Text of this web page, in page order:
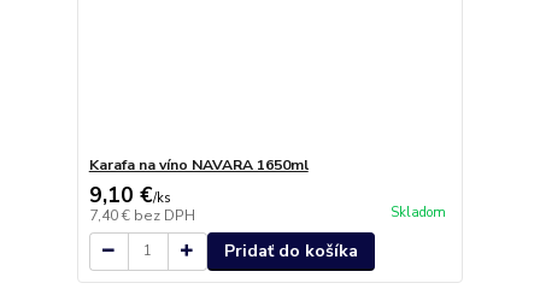
Karafa na víno NAVARA 1650ml
9,10 €/ks
7,40 € bez DPH Skladom
Pridať do košíka